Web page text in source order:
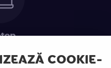
COOKIE-